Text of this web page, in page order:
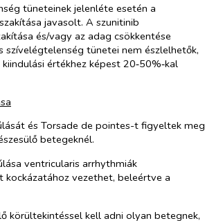
tüneteinek jelenléte esetén a
javasolt. A szunitinib
és/vagy az adag csökkentése
szívelégtelenség tünetei nem észlelhetők,
értékhez képest 20‑50%‑kal
és Torsade de pointes-t figyeltek meg
betegeknél.
ventricularis arrhythmiák
kockázatához vezethet, beleértve a
körültekintéssel kell adni olyan betegnek,